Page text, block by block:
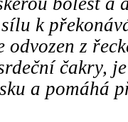
k
odvozen z
čakry,
a pomáhá